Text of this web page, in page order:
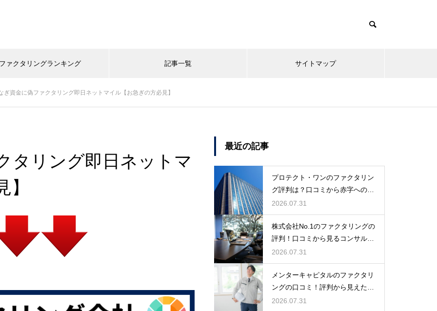
ァクタリングランキング 記事一覧 サイトマップ
ぎ資金に偽ファクタリング即日ネットマイル【お急ぎの方必見】
タリング即日ネットマ
最近の記事
プロテクト・ワンのファクタリン
グ評判は？口コミから赤字への対
応力を調査
2026.07.31
株式会社No.1のファクタリングの
評判！口コミから見るコンサル力
とは
2026.07.31
メンターキャピタルのファクタリ
ングの口コミ！評判から見えた利
用者の本音
2026.07.31